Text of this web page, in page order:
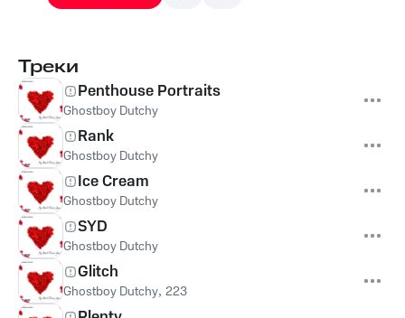
Треки
Penthouse Portraits
Ghostboy Dutchy
Rank
Ghostboy Dutchy
Ice Cream
Ghostboy Dutchy
SYD
Ghostboy Dutchy
Glitch
Ghostboy Dutchy, 223